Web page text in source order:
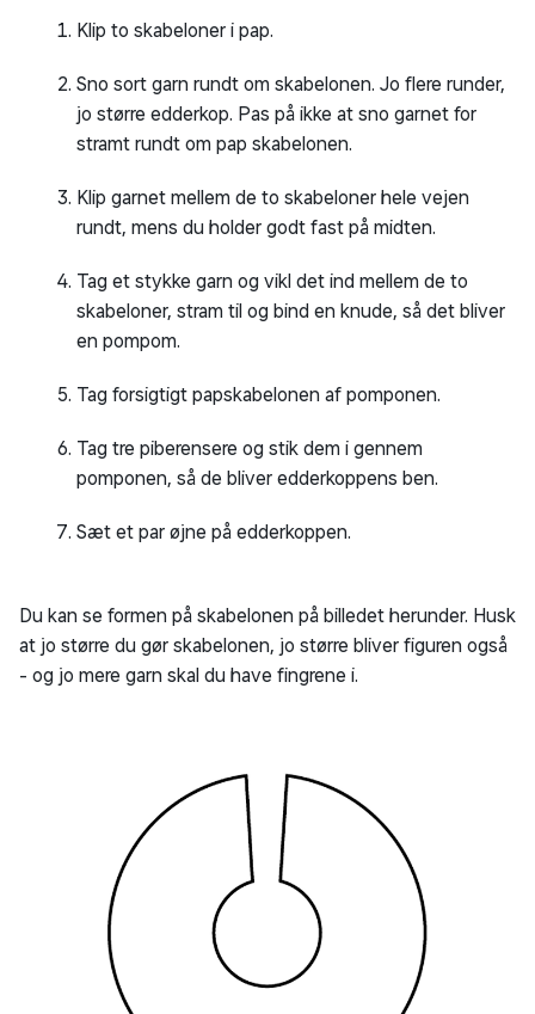
Klip to skabeloner i pap.
Sno sort garn rundt om skabelonen. Jo flere runder,
jo større edderkop. Pas på ikke at sno garnet for
stramt rundt om pap skabelonen.
Klip garnet mellem de to skabeloner hele vejen
rundt, mens du holder godt fast på midten.
Tag et stykke garn og vikl det ind mellem de to
skabeloner, stram til og bind en knude, så det bliver
en pompom.
Tag forsigtigt papskabelonen af pomponen.
Tag tre piberensere og stik dem i gennem
pomponen, så de bliver edderkoppens ben.
Sæt et par øjne på edderkoppen.
Du kan se formen på skabelonen på billedet herunder. Husk
at jo større du gør skabelonen, jo større bliver figuren også
- og jo mere garn skal du have fingrene i.